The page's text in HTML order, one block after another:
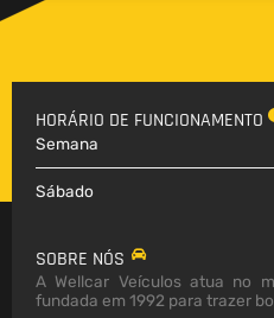
HORÁRIO DE FUNCIONAMENTO
Semana
Sábado
SOBRE NÓS
A Wellcar Veículos atua no
fundada em 1992 para trazer